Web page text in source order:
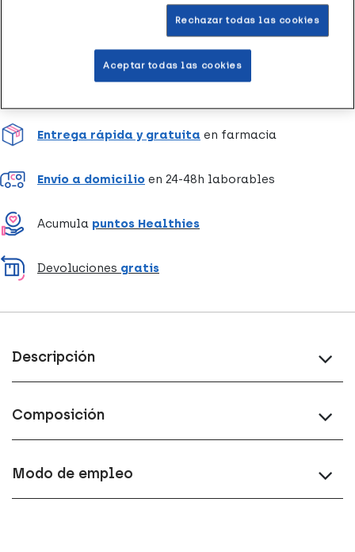
Añadir a la Wishlist
Entrega rápida y gratuita en farmacia
Envío a domicilio en 24-48h laborables
Acumula puntos Healthies
Devoluciones gratis
Descripción
Composición
Modo de empleo
Rechazar todas las cookies
Aceptar todas las cookies